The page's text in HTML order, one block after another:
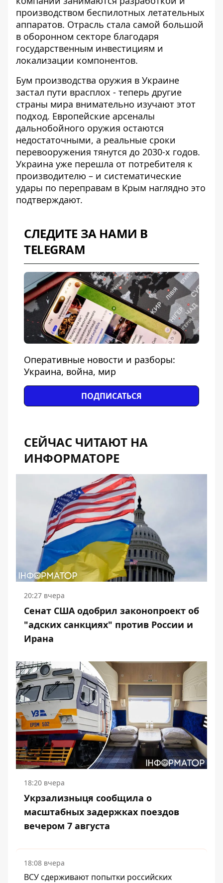
производством беспилотных летательных
аппаратов. Отрасль стала самой большой
в оборонном секторе благодаря
государственным инвестициям и
локализации компонентов.
Бум производства оружия в Украине
застал пути врасплох - теперь другие
страны мира внимательно изучают этот
подход. Европейские арсеналы
дальнобойного оружия остаются
недостаточными, а реальные сроки
перевооружения тянутся до 2030-х годов.
Украина уже перешла от потребителя к
производителю – и систематические
удары по переправам в Крым наглядно это
подтверждают.
СЛЕДИТЕ ЗА НАМИ В
TELEGRAM
Оперативные новости и разборы:
Украина, война, мир
ПОДПИСАТЬСЯ
СЕЙЧАС ЧИТАЮТ НА
ИНФОРМАТОРЕ
20:27 вчера
Сенат США одобрил законопроект об
"адских санкциях" против России и
Ирана
18:20 вчера
Укрзализныця сообщила о
масштабных задержках поездов
вечером 7 августа
18:08 вчера
ВСУ сдерживают попытки российских